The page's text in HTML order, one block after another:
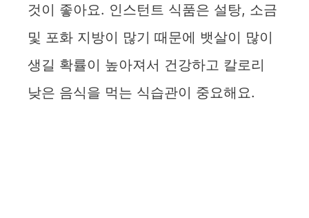
것이 좋아요. 인스턴트 식품은 설탕, 소금
및 포화 지방이 많기 때문에 뱃살이 많이
생길 확률이 높아져서 건강하고 칼로리
낮은 음식을 먹는 식습관이 중요해요.